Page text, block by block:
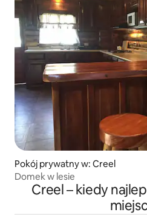
Pokój prywatny w: Creel
Domek w lesie
Creel – kiedy